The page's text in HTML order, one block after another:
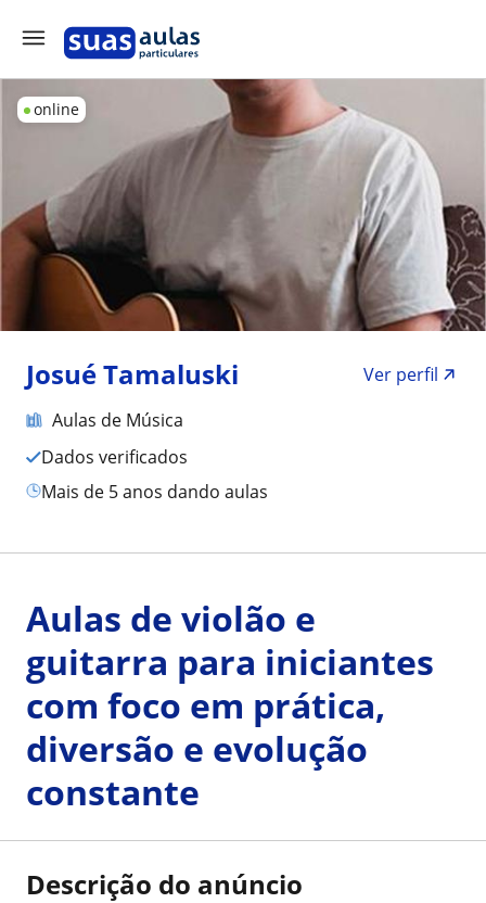
online
Josué Tamaluski
Ver perfil
Aulas de Música
Dados verificados
mais de 5 anos dando aulas
Aulas de violão e
guitarra para iniciantes
com foco em prática,
diversão e evolução
constante
Descrição do anúncio